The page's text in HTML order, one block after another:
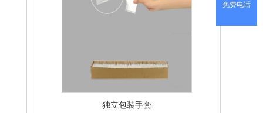
独立包装手套
免费电话